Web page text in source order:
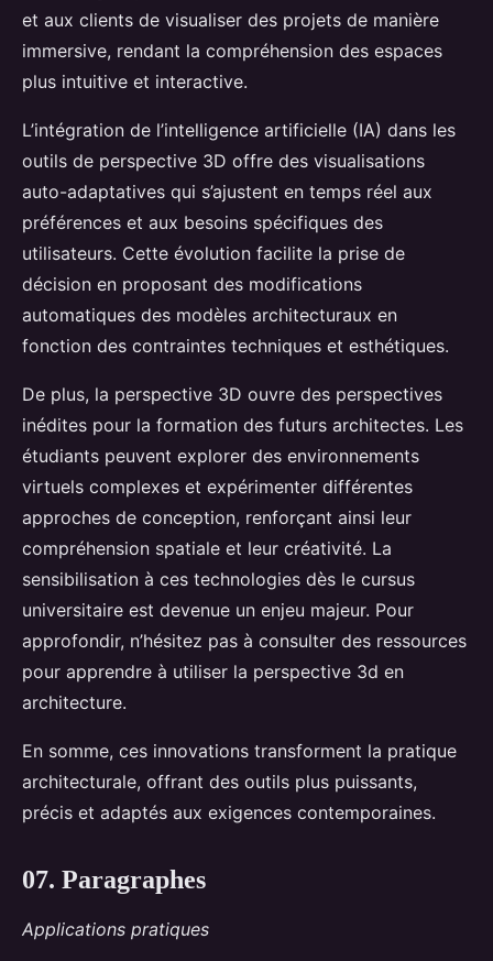
et aux clients de visualiser des projets de manière
immersive, rendant la compréhension des espaces
plus intuitive et interactive.
L’intégration de l’intelligence artificielle (IA) dans les
outils de perspective 3D offre des visualisations
auto-adaptatives qui s’ajustent en temps réel aux
préférences et aux besoins spécifiques des
utilisateurs. Cette évolution facilite la prise de
décision en proposant des modifications
automatiques des modèles architecturaux en
fonction des contraintes techniques et esthétiques.
De plus, la perspective 3D ouvre des perspectives
inédites pour la formation des futurs architectes. Les
étudiants peuvent explorer des environnements
virtuels complexes et expérimenter différentes
approches de conception, renforçant ainsi leur
compréhension spatiale et leur créativité. La
sensibilisation à ces technologies dès le cursus
universitaire est devenue un enjeu majeur. Pour
approfondir, n’hésitez pas à consulter des ressources
pour apprendre à utiliser la perspective 3d en
architecture.
En somme, ces innovations transforment la pratique
architecturale, offrant des outils plus puissants,
précis et adaptés aux exigences contemporaines.
07. Paragraphes
Applications pratiques